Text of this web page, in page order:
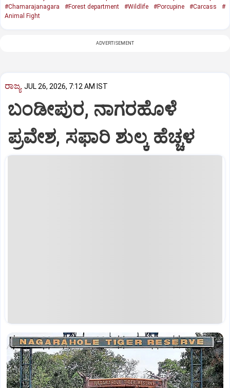
#Chamarajanagara
#Forest department #Wildlife #Porcupine #Carcass
#
Animal Fight
ADVERTISEMENT
ರಾಜ್ಯ JUL 26, 2026, 7:12 AM IST
ಬಂಡೀಪುರ, ನಾಗರಹೊಳೆ
ಪ್ರವೇಶ, ಸಫಾರಿ ಶುಲ್ಕ ಹೆಚ್ಚಳ